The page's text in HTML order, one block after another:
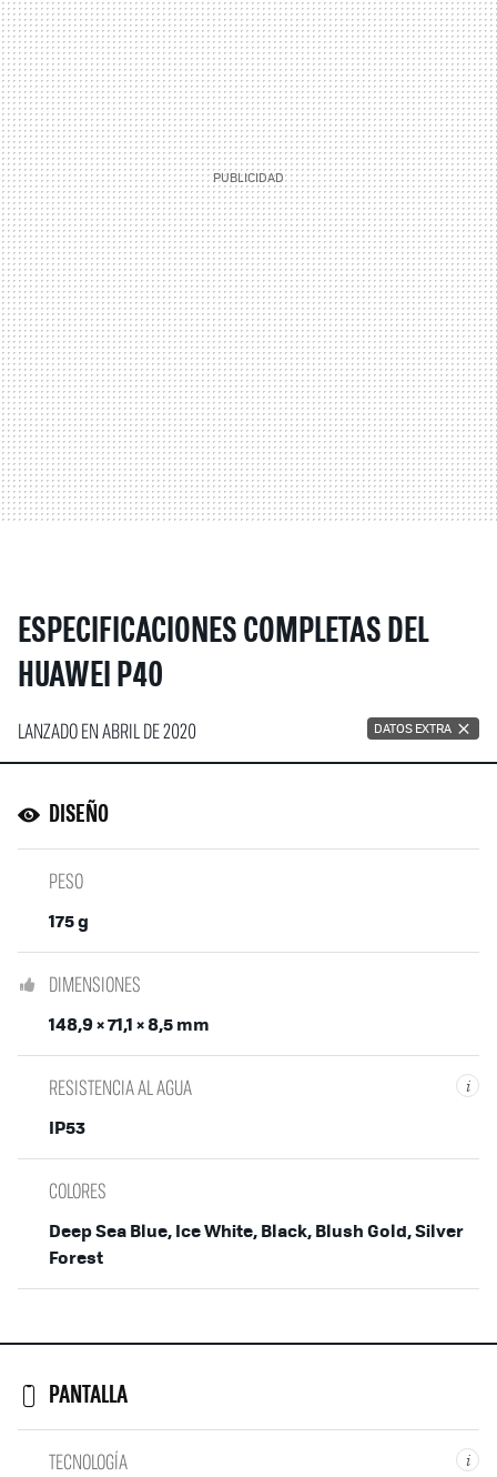
ESPECIFICACIONES COMPLETAS DEL
HUAWEI P40
LANZADO EN ABRIL DE 2020 DATOS EXTRA
DISEÑO
PESO
175 g
DIMENSIONES
148,9 × 71,1 × 8,5 mm
i
RESISTENCIA AL AGUA
IP53
COLORES
Deep Sea Blue, Ice White, Black, Blush Gold, Silver
Forest
PANTALLA
i
TECNOLOGÍA